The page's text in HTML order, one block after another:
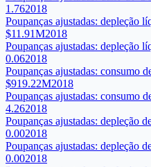
1.762018
Poupanças ajustadas: depleção
$11.91M2018
Poupanças ajustadas: depleção
0.062018
Poupanças ajustadas: consumo
$919.22M2018
Poupanças ajustadas: consumo
4.262018
Poupanças ajustadas: depleção
0.002018
Poupanças ajustadas: depleção
0.002018